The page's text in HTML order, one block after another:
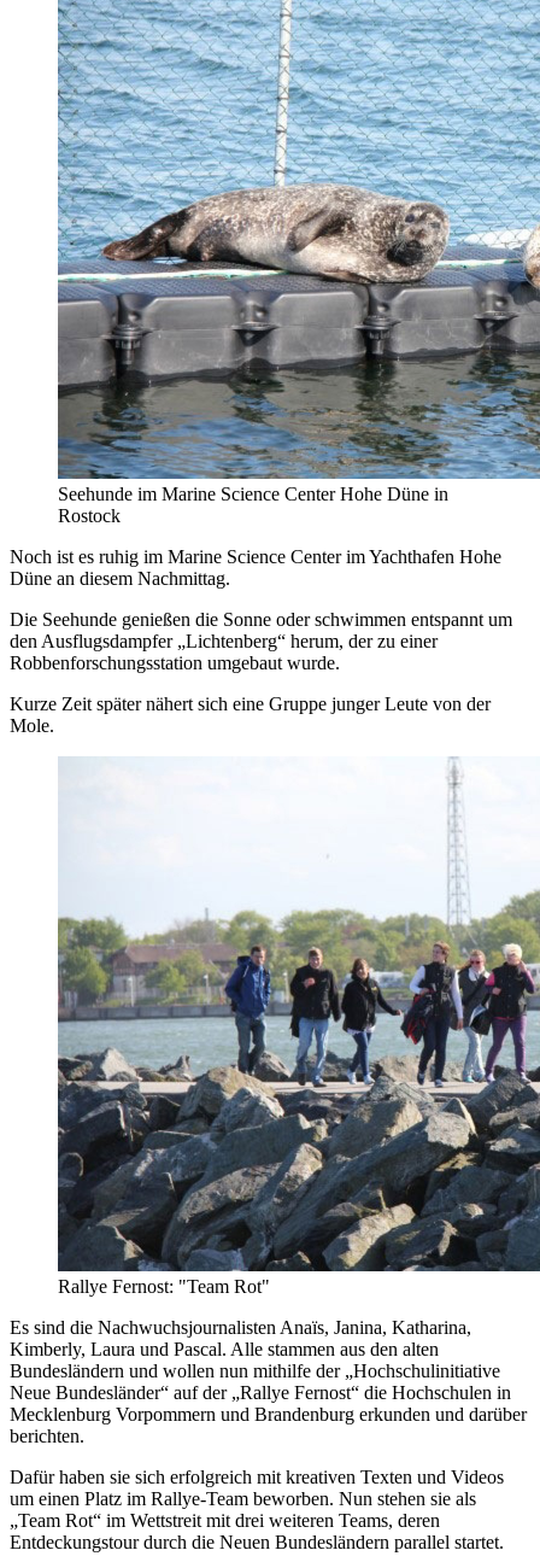
Seehunde im Marine Science Center Hohe Düne in
Rostock
Noch ist es ruhig im Marine Science Center im Yachthafen Hohe
Düne an diesem Nachmittag.
Die Seehunde genießen die Sonne oder schwimmen entspannt um
den Ausflugsdampfer „Lichtenberg“ herum, der zu einer
Robbenforschungsstation umgebaut wurde.
Kurze Zeit später nähert sich eine Gruppe junger Leute von der
Mole.
Rallye Fernost: "Team Rot"
Es sind die Nachwuchsjournalisten Anaïs, Janina, Katharina,
Kimberly, Laura und Pascal. Alle stammen aus den alten
Bundesländern und wollen nun mithilfe der „Hochschulinitiative
Neue Bundesländer“ auf der „Rallye Fernost“ die Hochschulen in
Mecklenburg Vorpommern und Brandenburg erkunden und darüber
berichten.
Dafür haben sie sich erfolgreich mit kreativen Texten und Videos
um einen Platz im Rallye-Team beworben. Nun stehen sie als
„Team Rot“ im Wettstreit mit drei weiteren Teams, deren
Entdeckungstour durch die Neuen Bundesländern parallel startet.